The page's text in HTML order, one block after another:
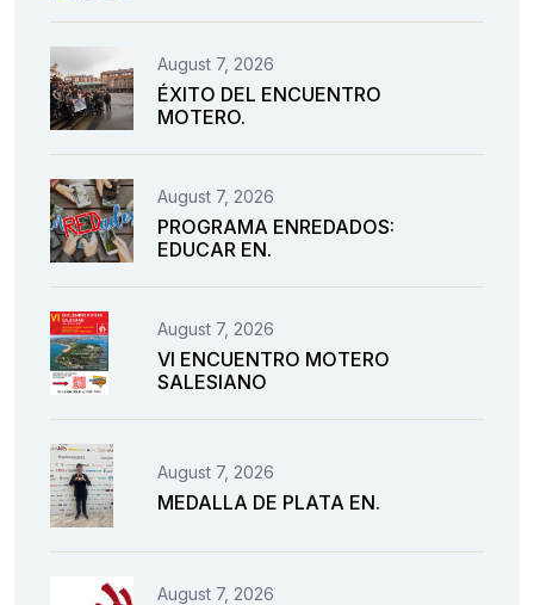
August 7, 2026
ÉXITO DEL ENCUENTRO
MOTERO.
August 7, 2026
PROGRAMA ENREDADOS:
EDUCAR EN.
August 7, 2026
VI ENCUENTRO MOTERO
SALESIANO
August 7, 2026
MEDALLA DE PLATA EN.
August 7, 2026